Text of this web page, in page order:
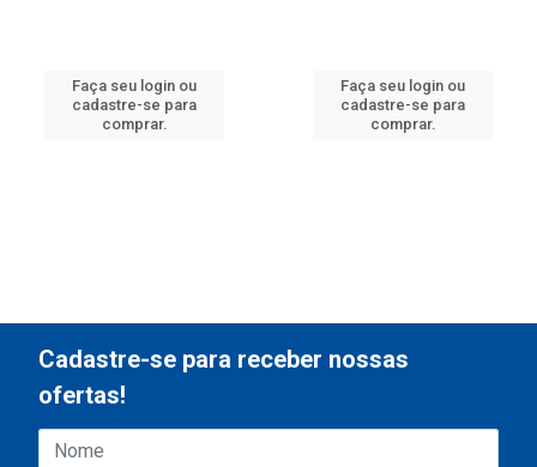
Faça seu login ou
cadastre-se para
comprar.
Faça seu login ou
cadastre-se para
comprar.
Cadastre-se para receber nossas
ofertas!